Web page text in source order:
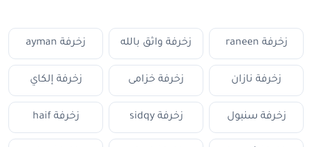
زخرفة raneen زخرفة واثق بالله زخرفة ayman
زخرفة نازان زخرفة خزامى زخرفة إلكاي
زخرفة سنبول زخرفة sidqy زخرفة haif